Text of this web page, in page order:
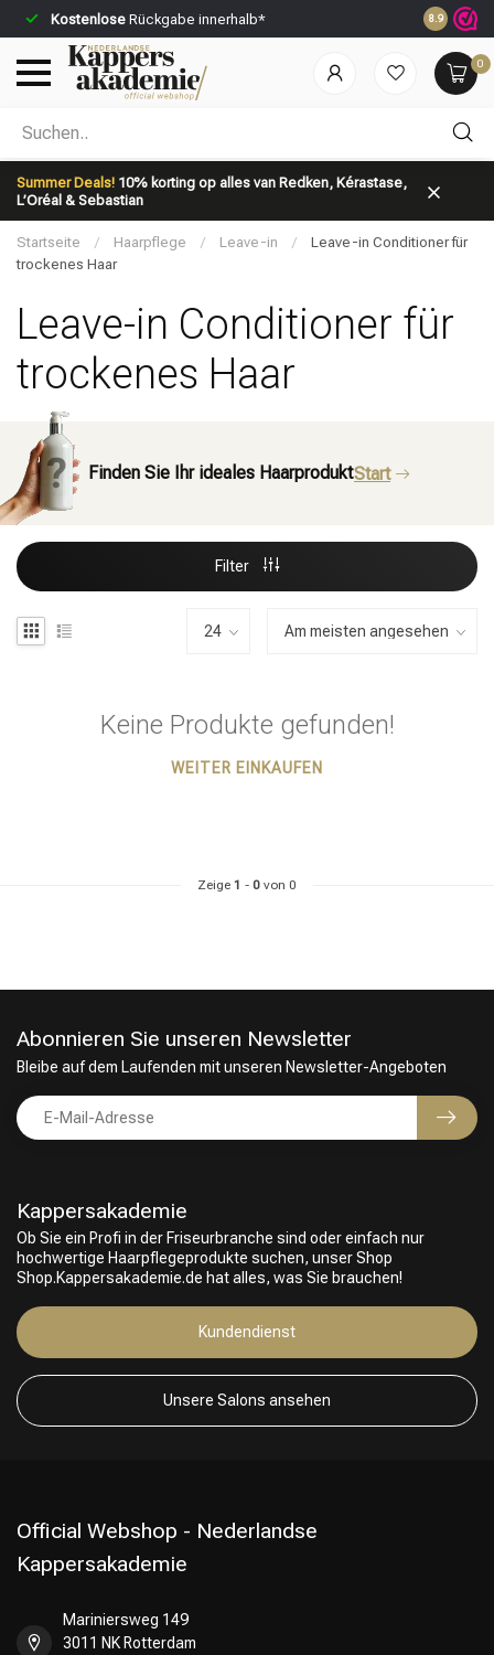
Kostenlose Rückgabe innerhalb* Vor 23:59
8.9
0
Summer Deals! 10% korting op alles van Redken, Kérastase,
L’Oréal & Sebastian
Nach welcher Kategorie suchst du?
Stylingprodukte Haarfärbung
Umformung
Startseite / Haarpflege / Leave-in /
Leave-in Conditioner für
trockenes Haar
Leave-in Conditioner für
trockenes Haar
Finden Sie Ihr ideales HaarproduktStart
Filter
Keine Produkte gefunden!
WEITER EINKAUFEN
Zeige 1 - 0 von 0
Kappersakademie
Ob Sie ein Profi in der Friseurbranche sind oder einfach nur
hochwertige Haarpflegeprodukte suchen, unser Shop
Shop.Kappersakademie.de hat alles, was Sie brauchen!
Kundendienst
Unsere Salons ansehen
Abonnieren Sie unseren Newsletter
Bleibe auf dem Laufenden mit unseren Newsletter-Angeboten
Official Webshop - Nederlandse
Kappersakademie
Mariniersweg 149
3011 NK Rotterdam